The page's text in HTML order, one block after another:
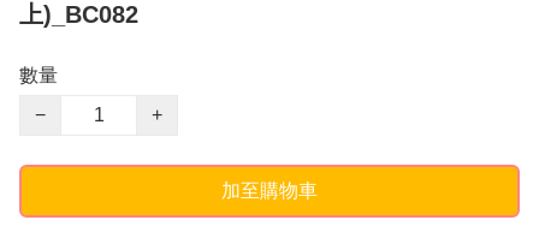
上)_BC082
數量
−
+
加至購物車